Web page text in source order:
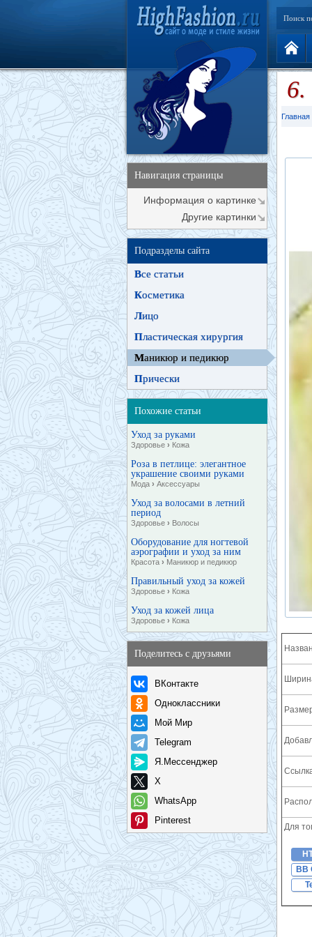
Поиск
Навигация страницы
Информация о картинке
Другие картинки
Подразделы сайта
Все статьи
Косметика
Лицо
Пластическая хирургия
Маникюр и педикюр
Прически
Похожие статьи
Уход за руками
Здоровье › Кожа
Роза в петлице: элегантное
украшение своими руками
Мода › Аксессуары
Уход за волосами в летний
период
Здоровье › Волосы
Оборудование для ногтевой
аэрографии и уход за ним
Красота › Маникюр и педикюр
Правильный уход за кожей
Здоровье › Кожа
Уход за кожей лица
Здоровье › Кожа
Поделитесь с друзьями
ВКонтакте
Одноклассники
Мой Мир
Telegram
Я.Мессенджер
X
WhatsApp
Pinterest
Главная
Для
BB